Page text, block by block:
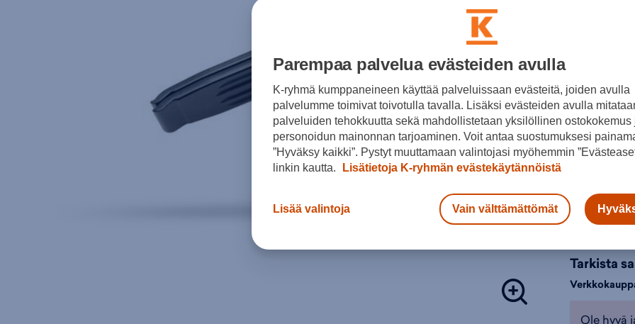
Musta
Valitse
Tarkista
Ole hyvä
Parempaa palvelua evästeiden avulla
K-ryhmä kumppaneineen käyttää palveluissaan evästeitä, joiden avulla
palvelumme toimivat toivotulla tavalla. Lisäksi evästeiden avulla
palveluiden tehokkuutta sekä mahdollistetaan yksilöllinen ostokokemus
personoidun mainonnan tarjoaminen. Voit antaa suostumuksesi
”Hyväksy kaikki”. Pystyt muuttamaan valintojasi myöhemmin
linkin kautta.
Lisätietoja K-ryhmän evästekäytännöistä
Lisää valintoja Vain välttämättömät